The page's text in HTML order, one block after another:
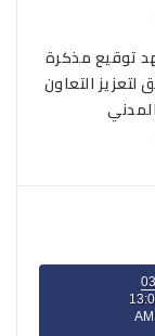
توقيع مذكرة
التعاون